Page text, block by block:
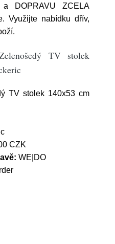
DOPRAVU ZCELA
Využijte nabídku dřív,
TV stolek
TV stolek 140x53 cm
CZK
WE|DO